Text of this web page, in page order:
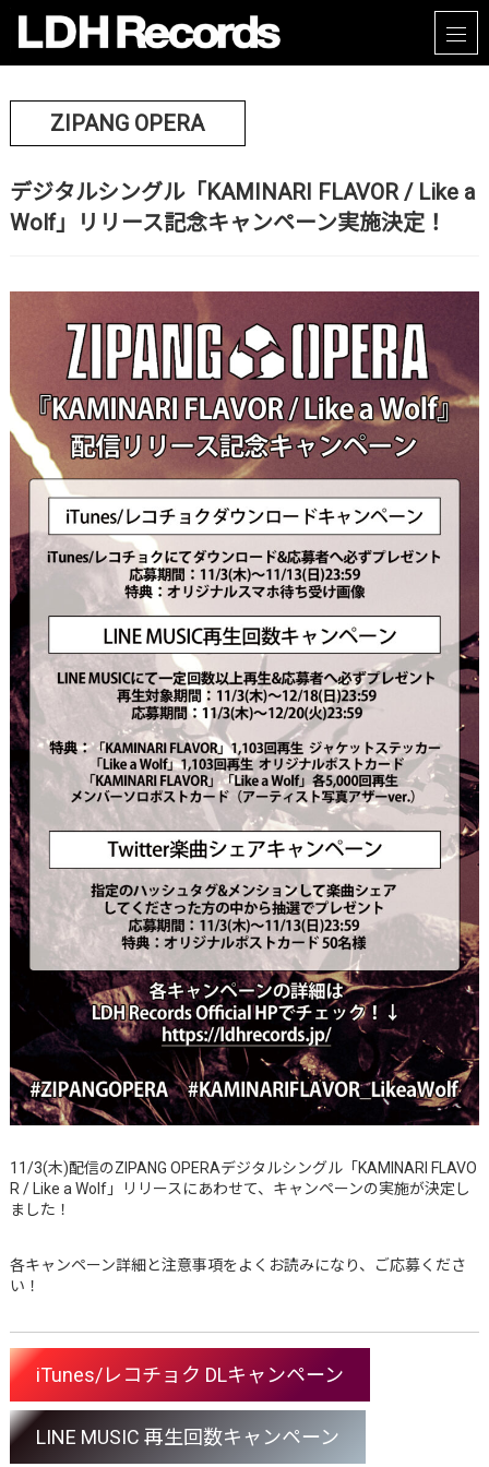
ZIPANG OPERA
デジタルシングル「KAMINARI FLAVOR / Like a
Wolf」リリース記念キャンペーン実施決定！
11/3(木)配信のZIPANG OPERAデジタルシングル「KAMINARI FLAVO
R / Like a Wolf」リリースにあわせて、キャンペーンの実施が決定し
ました！
各キャンペーン詳細と注意事項をよくお読みになり、ご応募くださ
い！
iTunes/レコチョク DLキャンペーン
LINE MUSIC 再生回数キャンペーン